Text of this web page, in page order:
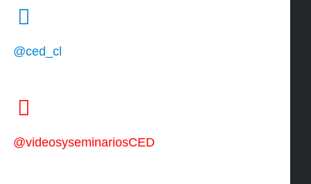
@ced_cl
@videosyseminariosCED